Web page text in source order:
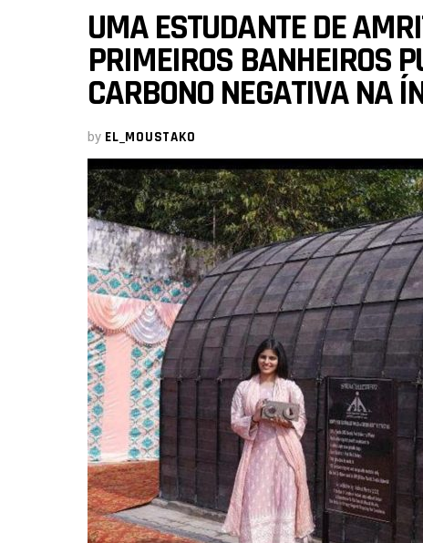
UMA ESTUDANTE DE
PRIMEIROS BANHEIROS
CARBONO NEGATIVA NA
by EL_MOUSTAKO